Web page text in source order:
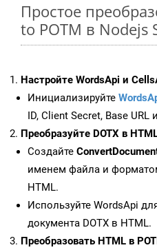
Простое
to POTM в Nodejs
Настройте WordsApi и
Инициализируйте
ID, Client Secret, Base URL
Преобразуйте DOTX в
Создайте
именем файла и
HTML.
Используйте WordsApi
документа DOTX в HTML.
Преобразовать HTML в